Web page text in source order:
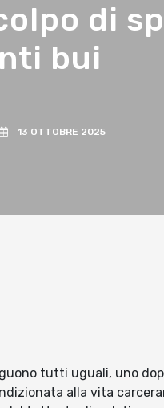
di
bui
13 OTTOBRE 2025
tutti uguali, uno
alla vita